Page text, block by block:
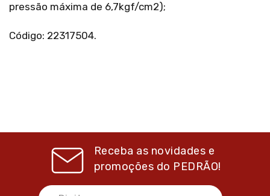
pressão máxima de 6,7kgf/cm2);
Código: 22317504.
Receba as novidades e
promoções do PEDRÃO!